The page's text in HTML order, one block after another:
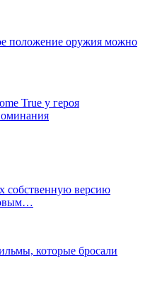
положение оружия можно
True у героя
собственную версию
которые бросали